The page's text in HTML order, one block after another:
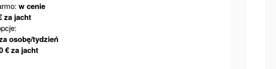
w cenie
za jacht
osobę/tydzień
€ za jacht